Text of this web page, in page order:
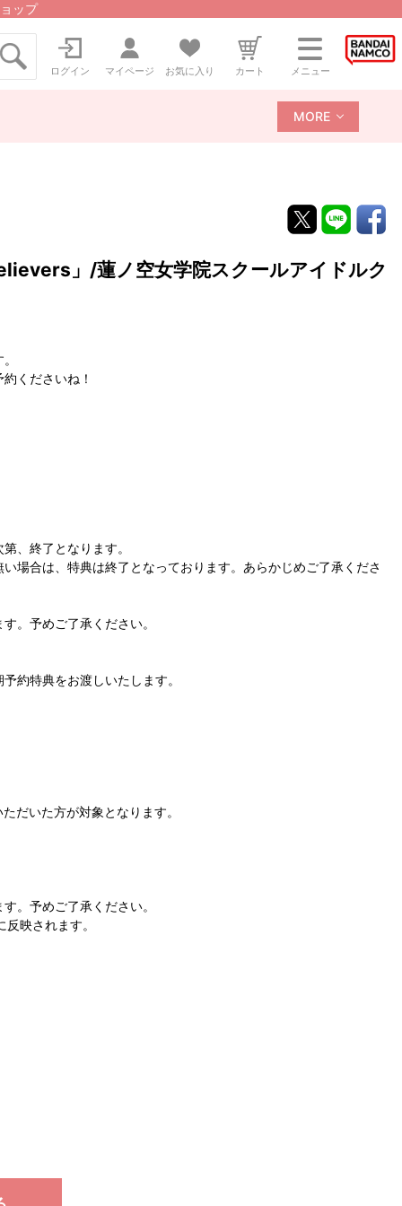
ップ
ログイン マイページ お気に入り カート メニュー
MORE
」/蓮ノ空女学院スクールアイドルク
くださいね！
、終了となります。
場合は、特典は終了となっております。あらかじめご了承くださ
。予めご了承ください。
約特典をお渡しいたします。
いた方が対象となります。
。予めご了承ください。
映されます。